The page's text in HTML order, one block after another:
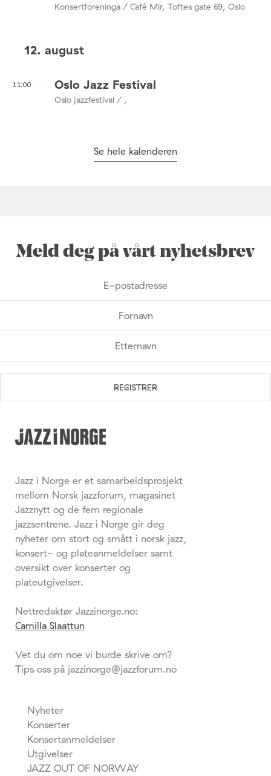
Konsertforeninga / Café Mir, Toftes gate 69, Oslo
12. august
11:00 Oslo Jazz Festival
Oslo jazzfestival / ,
Se hele kalenderen
Meld deg på vårt nyhetsbrev
Jazz i Norge er et samarbeidsprosjekt
mellom Norsk jazzforum, magasinet
Jazznytt og de fem regionale
jazzsentrene. Jazz i Norge gir deg
nyheter om stort og smått i norsk jazz,
konsert- og plateanmeldelser samt
oversikt over konserter og
plateutgivelser.
Nettredaktør Jazzinorge.no:
Camilla Slaattun
Vet du om noe vi burde skrive om?
Tips oss på jazzinorge@jazzforum.no
Nyheter
Konserter
Konsertanmeldelser
Utgivelser
JAZZ OUT OF NORWAY